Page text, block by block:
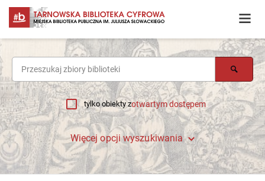
tylko obiekty zotwartym dostępem
Więcej opcji wyszukiwania